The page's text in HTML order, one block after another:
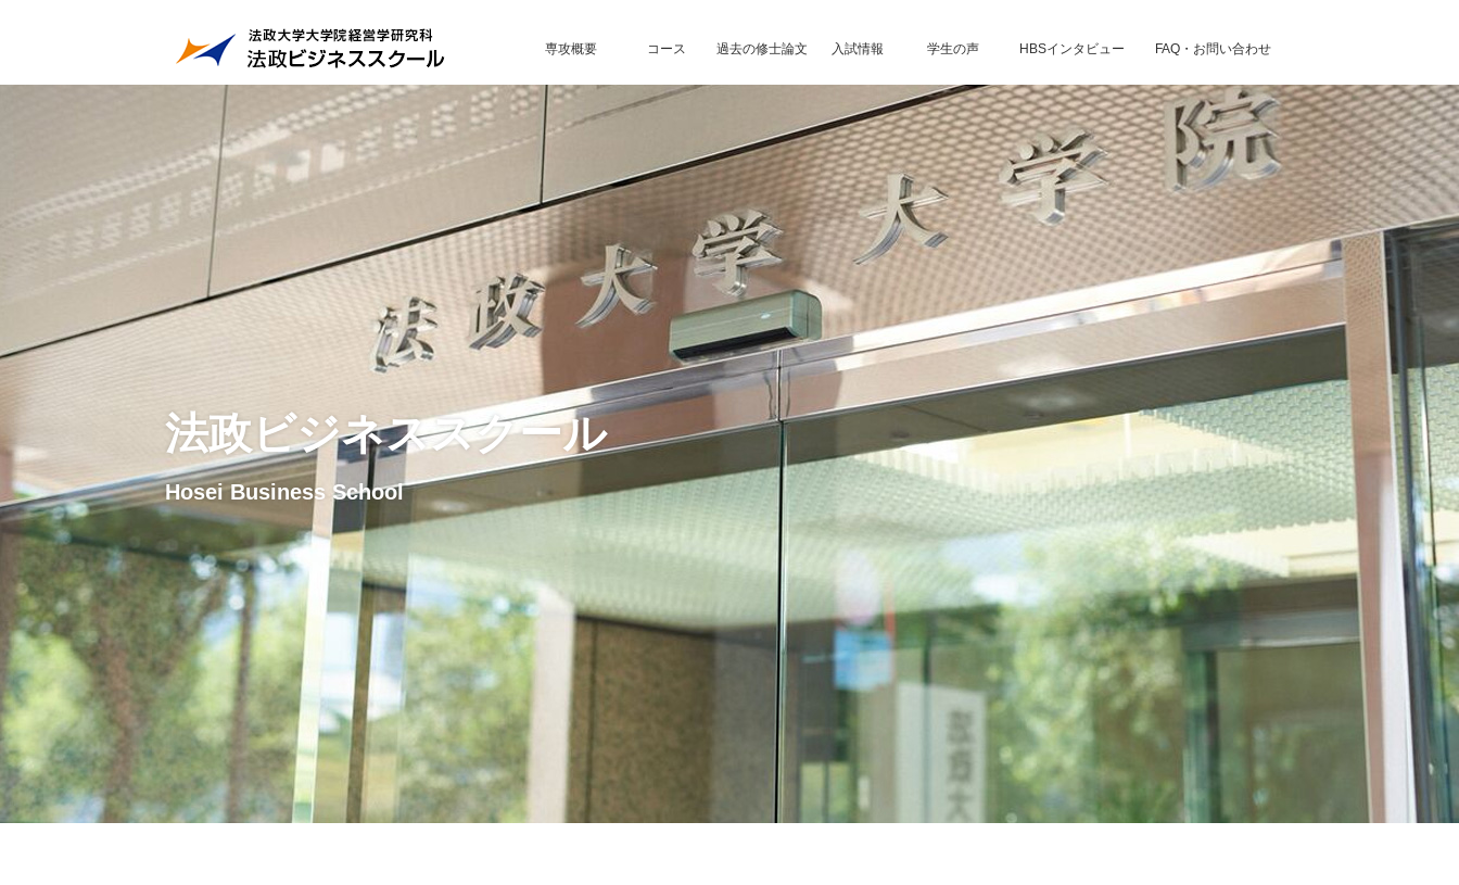
専攻概要 コース 過去の修士論文 入試情報 学生の声 HBSインタビュー FAQ・お問い合わせ
法政ビジネススクール
Hosei Business School